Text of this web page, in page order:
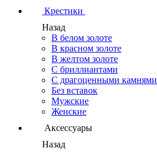
Крестики
Назад
В белом золоте
В красном золоте
В желтом золоте
С бриллиантами
С драгоценными камнями
Без вставок
Мужские
Женские
Аксессуары
Назад